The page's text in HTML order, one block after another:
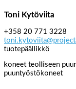
Toni Kytöviita
+358 20 771 3228
tuotepäällikkö
koneet teolliseen
puuntyöstökoneet